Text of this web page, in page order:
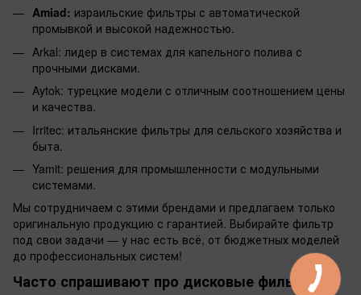
Amiad: израильские фильтры с автоматической
промывкой и высокой надежностью.
Arkal: лидер в системах для капельного полива с
прочными дисками.
Aytok: турецкие модели с отличным соотношением цены
и качества.
Irritec: итальянские фильтры для сельского хозяйства и
быта.
Yamit: решения для промышленности с модульными
системами.
Мы сотрудничаем с этими брендами и предлагаем только
оригинальную продукцию с гарантией. Выбирайте фильтр
под свои задачи — у нас есть всё, от бюджетных моделей
до профессиональных систем!
Часто спрашивают про дисковые фильтры